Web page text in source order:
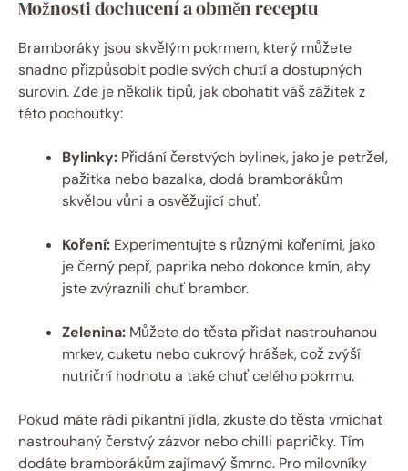
Možnosti dochucení a obměn receptu
Bramboráky jsou skvělým pokrmem, který můžete
snadno přizpůsobit podle svých chutí a dostupných
surovin. Zde je několik tipů, jak obohatit váš zážitek z
této pochoutky:
Bylinky: Přidání čerstvých bylinek, jako je petržel,
pažitka nebo bazalka, dodá bramborákům
skvělou vůni a osvěžující chuť.
Koření: Experimentujte s různými kořeními, jako
je černý pepř, paprika nebo dokonce kmín, aby
jste zvýraznili chuť brambor.
Zelenina: Můžete do těsta přidat nastrouhanou
mrkev, cuketu nebo cukrový hrášek, což zvýší
nutriční hodnotu a také chuť celého pokrmu.
Pokud máte rádi pikantní jídla, zkuste do těsta vmíchat
nastrouhaný čerstvý zázvor nebo chilli papričky. Tím
dodáte bramborákům zajímavý šmrnc. Pro milovníky